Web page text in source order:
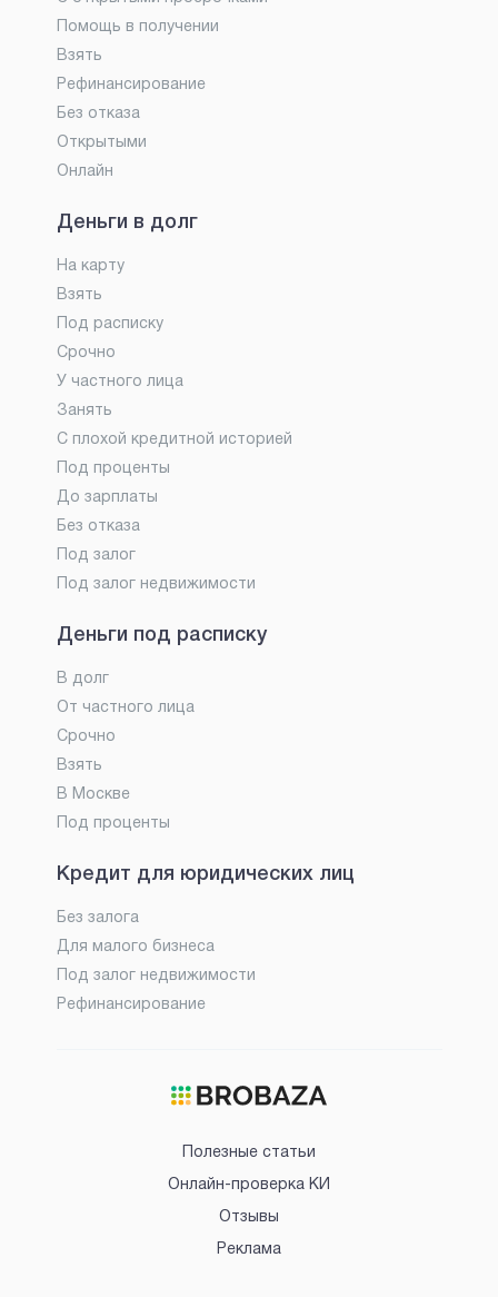
Помощь в получении
Взять
Рефинансирование
Без отказа
Открытыми
Онлайн
Деньги в долг
На карту
Взять
Под расписку
Срочно
У частного лица
Занять
С плохой кредитной историей
Под проценты
До зарплаты
Без отказа
Под залог
Под залог недвижимости
Деньги под расписку
В долг
От частного лица
Срочно
Взять
В Москве
Под проценты
Кредит для юридических лиц
Без залога
Для малого бизнеса
Под залог недвижимости
Рефинансирование
Полезные статьи
Онлайн-проверка КИ
Отзывы
Реклама